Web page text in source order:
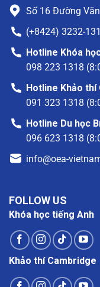
Số 16 Đường
(+8424) 3232-
Hotline Khóa
098 223 1318
Hotline Khảo thí
091 323 1318
Hotline Du học
096 623 1318
info@oea-
FOLLOW US
Khóa học tiếng Anh
Khảo thí Cambridge